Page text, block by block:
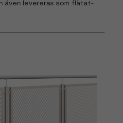
även levereras som flätat-